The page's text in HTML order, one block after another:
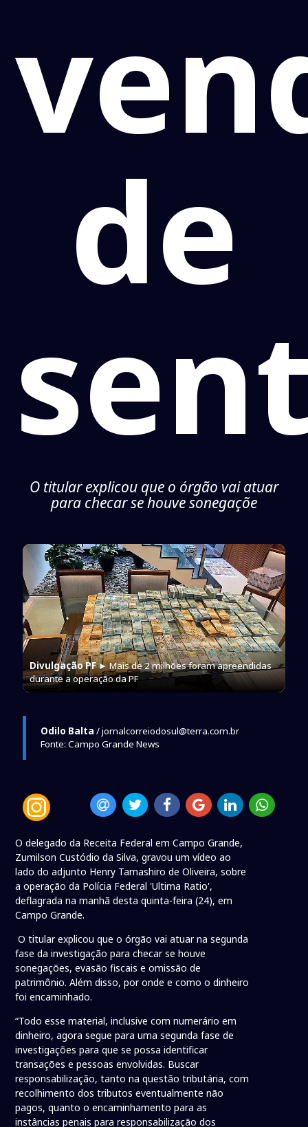
de
O titular explicou que o órgão vai atuar
para checar se houve sonegaçõe
Divulgação PF► Mais de 2 milhões foram apreendidas
durante a operação da PF
Odilo Balta / jornalcorreiodosul@terra.com.br
Fonte: Campo Grande News
O delegado da Receita Federal em Campo Grande,
Zumilson Custódio da Silva, gravou um vídeo ao
lado do adjunto Henry Tamashiro de Oliveira, sobre
a operação da Polícia Federal 'Ultima Ratio',
deflagrada na manhã desta quinta-feira (24), em
Campo Grande.
O titular explicou que o órgão vai atuar na segunda
fase da investigação para checar se houve
sonegações, evasão fiscais e omissão de
patrimônio. Além disso, por onde e como o dinheiro
foi encaminhado.
“Todo esse material, inclusive com numerário em
dinheiro, agora segue para uma segunda fase de
investigações para que se possa identificar
transações e pessoas envolvidas. Buscar
responsabilização, tanto na questão tributária, com
recolhimento dos tributos eventualmente não
pagos, quanto o encaminhamento para as
instâncias penais para responsabilização dos